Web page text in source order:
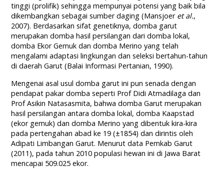
tinggi (prolifik) sehingga mempunyai potensi yang baik bila
dikembangkan sebagai sumber daging (Mansjoer et al.,
2007). Berdasarkan sifat genetiknya, domba garut
merupakan domba hasil persilangan dari domba lokal,
domba Ekor Gemuk dan domba Merino yang telah
mengalami adaptasi lingkungan dan seleksi bertahun-tahun
di daerah Garut (Balai Informasi Pertanian, 1990).
Mengenai asal usul domba garut ini pun senada dengan
pendapat pakar domba seperti Prof Didi Atmadilaga dan
Prof Asikin Natasasmita, bahwa domba Garut merupakan
hasil persilangan antara domba lokal, domba Kaapstad
(ekor gemuk) dan domba Merino yang dibentuk kira-kira
pada pertengahan abad ke 19 (±1854) dan dirintis oleh
Adipati Limbangan Garut. Menurut data Pemkab Garut
(2011), pada tahun 2010 populasi hewan ini di Jawa Barat
mencapai 509.025 ekor.